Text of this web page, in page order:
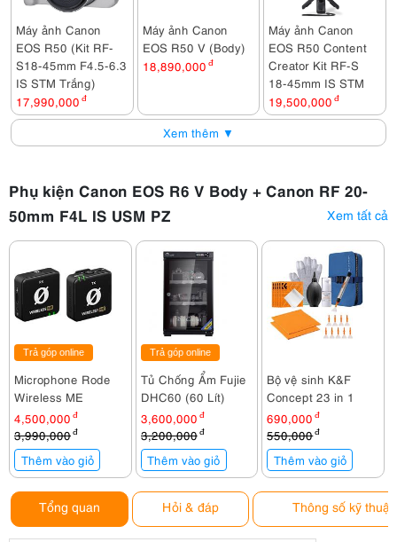
Máy ảnh Canon
EOS R50 (Kit RF-
S18-45mm F4.5-6.3
IS STM Trắng)
17,990,000 đ
Máy ảnh Canon
EOS R50 V (Body)
18,890,000 đ
Máy ảnh Canon
EOS R50 Content
Creator Kit RF-S
18-45mm IS STM
19,500,000 đ
Xem thêm ▼
Phụ kiện Canon EOS R6 V Body + Canon RF 20-
50mm F4L IS USM PZ
Xem tất cả
Trả góp online
Microphone Rode
Wireless ME
4,500,000 đ
3,990,000đ
Thêm vào giỏ
Trả góp online
Tủ Chống Ẩm Fujie
DHC60 (60 Lít)
3,600,000 đ
3,200,000 đ
Thêm vào giỏ
Bộ vệ sinh K&F
Concept 23 in 1
690,000 đ
550,000đ
Thêm vào giỏ
Tổng quan Hỏi & đáp Thông số kỹ thuật